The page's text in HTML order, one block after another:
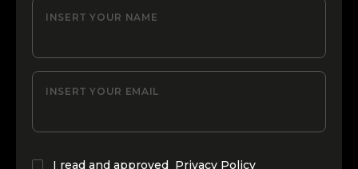
INSERT YOUR NAME
INSERT YOUR EMAIL
I read and approved Privacy Policy